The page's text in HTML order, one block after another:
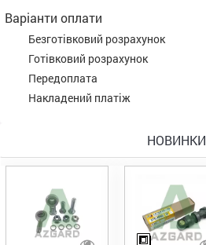
Варіанти оплати
Безготівковий розрахунок
Готівковий розрахунок
Передоплата
Накладений платіж
НОВИНКИ